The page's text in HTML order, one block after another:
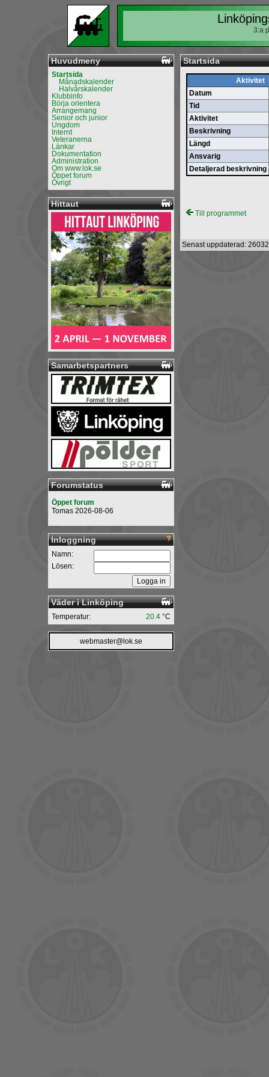
3:a
Huvudmeny
Startsida
Månadskalender
Halvårskalender
Klubbinfo
Börja orientera
Arrangemang
Senior och junior
Ungdom
Internt
Veteranerna
Länkar
Dokumentation
Administration
Om www.lok.se
Öppet forum
Övrigt
Hittaut
Samarbetspartners
Forumstatus
Öppet forum
Tomas 2026-08-06
Inloggning
Namn:
Lösen:
Väder i Linköping
20.4 °C
Temperatur:
webmaster@lok.se
Startsida
Aktivitet
Datum
Tid
Aktivitet
Beskrivning
Längd
Ansvarig
Detaljerad beskrivning
Till programmet
Senast uppdaterad: